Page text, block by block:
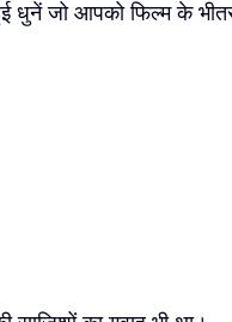
धुनें जो आपको फिल्म के